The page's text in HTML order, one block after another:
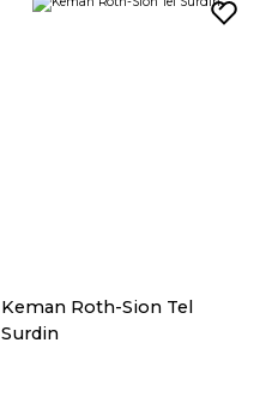
Keman Roth-Sion Tel
Surdin